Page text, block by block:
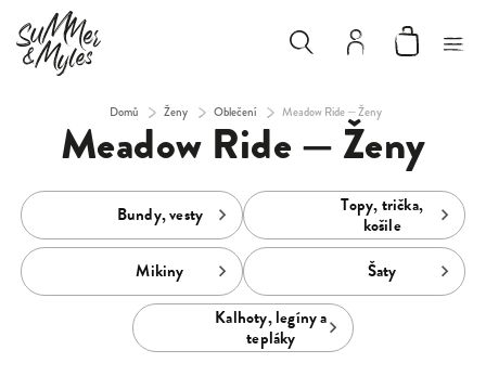
Domů / Ženy / Oblečení / Meadow Ride — Ženy
Meadow Ride — Ženy
Bundy, vesty
Topy, trička,
košile
Mikiny
Šaty
Kalhoty, legíny a
tepláky